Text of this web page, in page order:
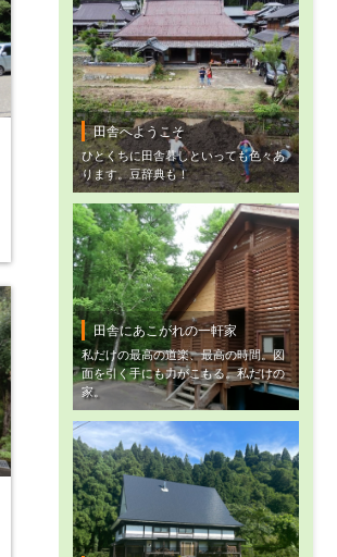
田舎へようこそ
ひとくちに田舎暮しといっても色々あ
ります。豆辞典も！
田舎にあこがれの一軒家
私だけの最高の道楽、最高の時間。図
面を引く手にも力がこもる。私だけの
家。